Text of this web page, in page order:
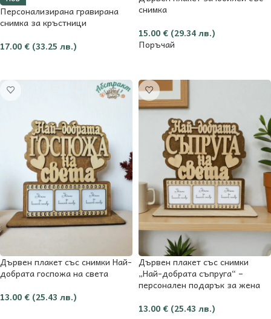
Персонализирана гравирана
снимка за кръстници
17.00 € (33.25 лв.)
снимка
15.00 € (29.34 лв.)
Поръчай
Дървен плакет със снимки Най-
добрата госпожа на света
13.00 € (25.43 лв.)
Дървен плакет със снимки
„Най-добрата съпруга“ –
персонален подарък за жена
13.00 € (25.43 лв.)